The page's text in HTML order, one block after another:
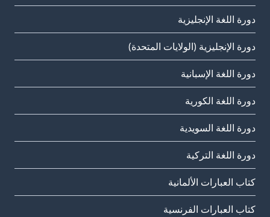
دورة اللغة الإنجليزية
دورة الإنجليزية (الولايات المتحدة)
دورة اللغة الإسبانية
دورة اللغة الكورية
دورة اللغة السويدية
دورة اللغة التركية
كتاب العبارات الألمانية
كتاب العبارات الفرنسية